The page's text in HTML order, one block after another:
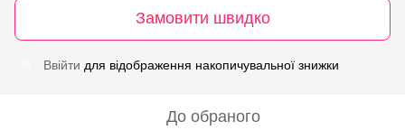
Замовити швидко
Ввійти для відображення накопичувальної знижки
До обраного